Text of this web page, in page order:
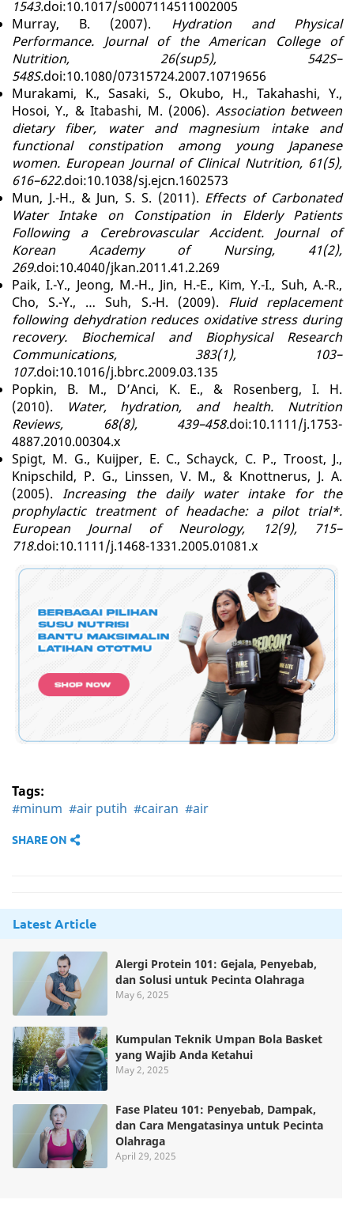
1543.doi:10.1017/s0007114511002005
Murray, B. (2007). Hydration and Physical
Performance. Journal of the American College of
Nutrition, 26(sup5), 542S–
548S.doi:10.1080/07315724.2007.10719656
Murakami, K., Sasaki, S., Okubo, H., Takahashi, Y.,
Hosoi, Y., & Itabashi, M. (2006). Association between
dietary fiber, water and magnesium intake and
functional constipation among young Japanese
women. European Journal of Clinical Nutrition, 61(5),
616–622.doi:10.1038/sj.ejcn.1602573
Mun, J.-H., & Jun, S. S. (2011). Effects of Carbonated
Water Intake on Constipation in Elderly Patients
Following a Cerebrovascular Accident. Journal of
Korean Academy of Nursing, 41(2),
269.doi:10.4040/jkan.2011.41.2.269
Paik, I.-Y., Jeong, M.-H., Jin, H.-E., Kim, Y.-I., Suh, A.-R.,
Cho, S.-Y., … Suh, S.-H. (2009). Fluid replacement
following dehydration reduces oxidative stress during
recovery. Biochemical and Biophysical Research
Communications, 383(1), 103–
107.doi:10.1016/j.bbrc.2009.03.135
Popkin, B. M., D’Anci, K. E., & Rosenberg, I. H.
(2010).
Water, hydration, and health. Nutrition
Reviews, 68(8), 439–458.doi:10.1111/j.1753-
4887.2010.00304.x
Spigt, M. G., Kuijper, E. C., Schayck, C. P., Troost, J.,
Knipschild, P. G., Linssen, V. M., & Knottnerus, J. A.
(2005).Increasing the daily water intake for the
prophylactic treatment of headache: a pilot trial*.
European Journal of Neurology, 12(9), 715–
718.doi:10.1111/j.1468-1331.2005.01081.x
Tags:
#minum #air putih #cairan #air
SHARE ON
Latest Article
Alergi Protein 101: Gejala, Penyebab,
dan Solusi untuk Pecinta Olahraga
May 6, 2025
Kumpulan Teknik Umpan Bola Basket
yang Wajib Anda Ketahui
May 2, 2025
Fase Plateu 101: Penyebab, Dampak,
dan Cara Mengatasinya untuk Pecinta
Olahraga
April 29, 2025